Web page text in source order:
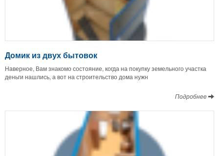
Домик из двух бытовок
Наверное, Вам знакомо состояние, когда на покупку земельного участка
деньги нашлись, а вот на строительство дома нужн
Подробнее